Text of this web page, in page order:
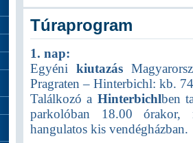
Túraprogram
1. nap:
Egyénikiutazás
Pragraten – Hinterbichl: kb.
Találkozó a Hinterbichlben
parkolóban 18.00 órakor,
hangulatos kis vendégházban.